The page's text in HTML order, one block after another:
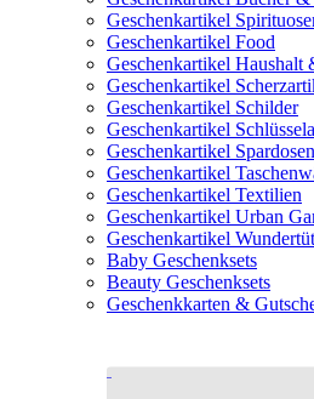
Geschenkartikel
Geschenkartikel Food
Geschenkartikel Haushalt
Geschenkartikel
Geschenkartikel Schilder
Geschenkartikel
Geschenkartikel Spardosen
Geschenkartikel
Geschenkartikel Textilien
Geschenkartikel Urban
Geschenkartikel
Baby Geschenksets
Beauty Geschenksets
Geschenkkarten &